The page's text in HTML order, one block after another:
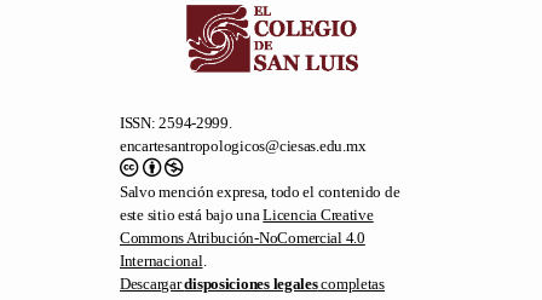
ISSN: 2594-2999.
encartesantropologicos@ciesas.edu.mx
Salvo mención expresa, todo el contenido de
este sitio está bajo unaLicencia Creative
Commons Atribución-NoComercial 4.0
Internacional.
Descargardisposiciones legalescompletas